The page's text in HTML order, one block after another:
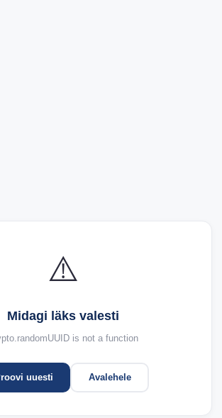
⚠️
Midagi läks valesti
is not a function
uuesti Avalehele